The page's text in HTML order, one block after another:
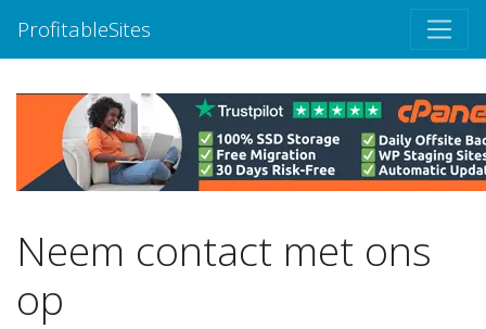
ProfitableSites
Neem contact met ons
op